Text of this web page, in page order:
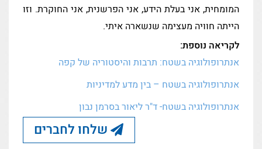
המומחית, אני בעלת הידע, אני הפרשנית, אני החוקרת. וזו
הייתה חוויה מעצימה שנשארה איתי.
לקריאה נוספת:
אנתרופולוגיה בשטח: תרבות והיסטוריה של קפה
אנתרופולוגיה בשטח – בין מדע למדיניות
אנתרופולוגיה בשטח- ד"ר ליאור בסרמן נבון
שלחו לחברים